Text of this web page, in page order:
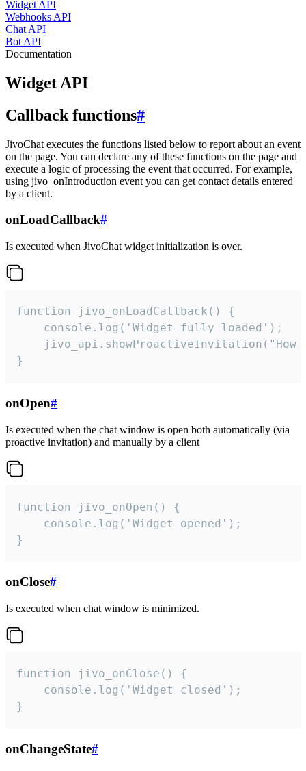
Widget API
Webhooks API
Chat API
Bot API
Documentation
Widget API
Callback functions#
JivoChat executes the functions listed below to report about an event
on the page. You can declare any of these functions on the page and
execute a logic of processing the event that occurred. For example,
using jivo_onIntroduction event you can get contact details entered
by a client.
onLoadCallback#
Is executed when JivoChat widget initialization is over.
function jivo_onLoadCallback() {
    console.log('Widget fully loaded');
jivo_api.showProactiveInvitation("How
}
onOpen#
Is executed when the chat window is open both automatically (via
proactive invitation) and manually by a client
function jivo_onOpen() {
    console.log('Widget opened');
}
onClose#
Is executed when chat window is minimized.
function jivo_onClose() {
    console.log('Widget closed');
}
onChangeState#